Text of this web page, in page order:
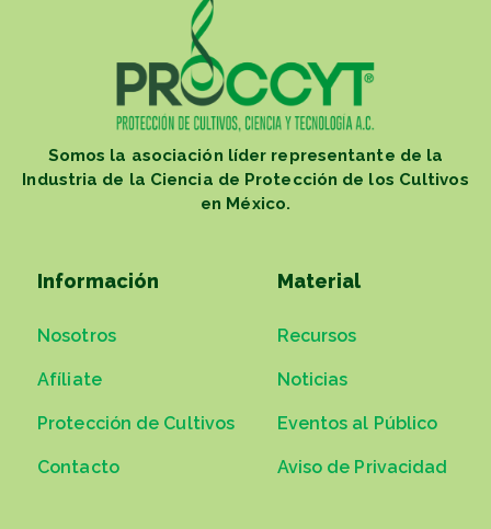
Somos la asociación líder representante de la
Industria de la Ciencia de Protección de los Cultivos
en México.
Información
Nosotros
Afíliate
Protección de Cultivos
Contacto
Material
Recursos
Noticias
Eventos al Público
Aviso de Privacidad